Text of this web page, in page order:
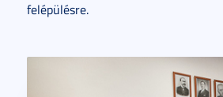
felépülésre.